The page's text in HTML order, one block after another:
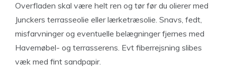
Overfladen skal være helt ren og tør før du olierer med
Junckers terrasseolie eller lærketræsolie. Snavs, fedt,
misfarvninger og eventuelle belægninger fjernes med
Havemøbel- og terrasserens. Evt fiberrejsning slibes
væk med fint sandpapir.